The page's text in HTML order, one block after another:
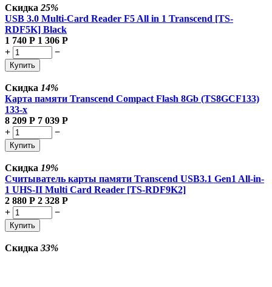
Скидка 25%
USB 3.0 Multi-Card Reader F5 All in 1 Transcend [TS-
RDF5K] Black
1 740 Р 1 306 Р
+
−
Купить
Скидка 14%
Карта памяти Transcend Compact Flash 8Gb (TS8GCF133)
133-x
8 209 Р 7 039 Р
+
−
Купить
Скидка 19%
Считыватель карты памяти Transcend USB3.1 Gen1 All-in-
1 UHS-II Multi Card Reader [TS-RDF9K2]
2 880 Р 2 328 Р
+
−
Купить
Скидка 33%